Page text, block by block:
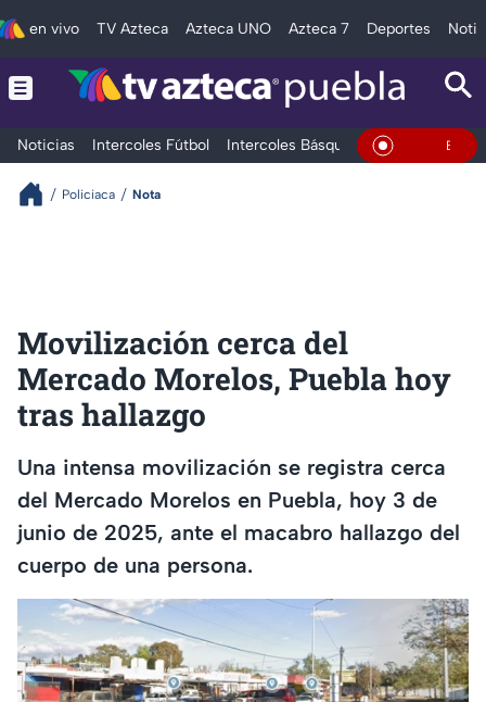
en vivo TV Azteca Azteca UNO Azteca 7 Deportes
Noticias Intercoles Fútbol Intercoles Básquetbol DeportesEn Vivo
Policiaca Nota
Movilización cerca del
Mercado Morelos, Puebla hoy
tras hallazgo
Una intensa movilización se registra cerca
del Mercado Morelos en Puebla, hoy 3 de
junio de 2025, ante el macabro hallazgo del
cuerpo de una persona.